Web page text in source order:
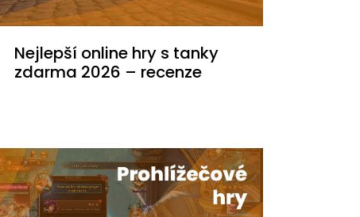
Nejlepší online hry s tanky
zdarma 2026 – recenze